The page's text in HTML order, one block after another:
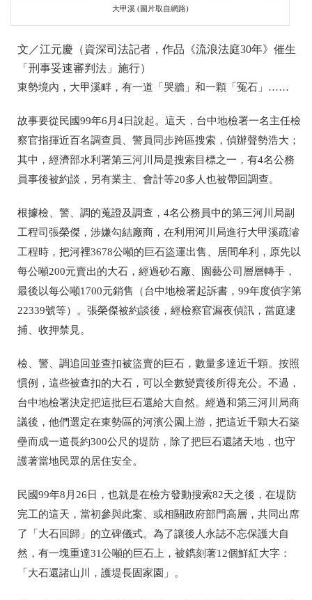
大甲溪 (圖片取自網路)
文／江元慶（資深司法記者，作品《流浪法庭30年》催生
「刑事妥速審判法」施行）
東勢境內，大甲溪畔，有一道「哭牆」和一顆「冤石」……
故事要從民國99年6月4日說起。這天，台中地檢署一名主任檢
察官指揮近百名調查員、警員同步跨區搜索，偵辦聲勢浩大；
其中，經濟部水利署第三河川局是搜索目標之一，有4名公務
員事後被約談，另有業主、會計等20多人也被帶回調查。
根據檢、警、調的蒐證及調查，4名公務員中的第三河川局副
工程司張榮傑，涉嫌勾結廠商，在利用河川局進行大甲溪疏濬
工程時，把河裡3678公噸的巨石盜運出售、居間牟利，原先以
每公噸200元賣出的大石，經過砂石廠、園藝公司層層轉手，
最後以每公噸1700元銷售
（台中地檢署起訴書，99年度偵字第
22339號等） 。張榮傑被約談後，經檢察官漏夜偵訊，當庭逮
捕、收押禁見。
檢、警、調追回並查扣被盜賣的巨石，數量多達近千顆。按照
慣例，這些被查扣的大石，可以全數變賣後所得充公。不過，
台中地檢署決定把這批巨石還給大自然。經過和第三河川局商
議後，他們選定在東勢區的河濱公園上游，把這近千顆大石築
壘而成一道長約300公尺的堤防，除了把巨石還諸天地，也守
護著當地民眾的居住安全。
民國99年8月26日，也就是在檢方發動搜索82天之後，在堤防
完工的這天，當初參與此案、或相關政府部門高層，共同出席
了「大石回歸」的立碑儀式。為了讓後人永誌不忘保護大自
然，有一塊重達31公噸的巨石上，被鐫刻著12個鮮紅大字：
「大石還諸山川，護堤長固家園」。